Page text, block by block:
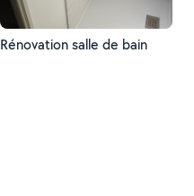
Rénovation salle de bain